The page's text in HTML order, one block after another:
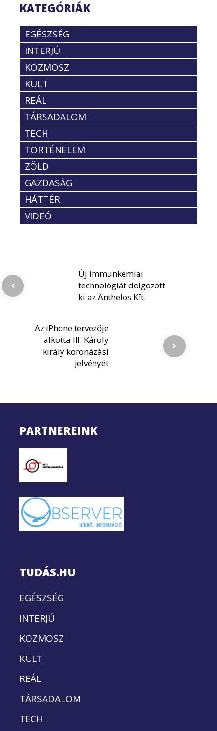
KATEGÓRIÁK
EGÉSZSÉG
INTERJÚ
KOZMOSZ
KULT
REÁL
TÁRSADALOM
TECH
TÖRTÉNELEM
ZÖLD
GAZDASÁG
HÁTTÉR
VIDEÓ
Új immunkémiai
technológiát dolgozott
ki az Anthelos Kft.
Az iPhone tervezője
alkotta III. Károly
király koronázási
jelvényét
PARTNEREINK
TUDÁS.HU
EGÉSZSÉG
INTERJÚ
KOZMOSZ
KULT
REÁL
TÁRSADALOM
TECH